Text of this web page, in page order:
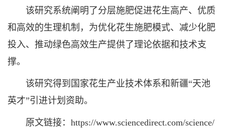
该研究系统阐明了分层施肥促进花生高产、优质
和高效的生理机制，为优化花生施肥模式、减少化肥
投入、推动绿色高效生产提供了理论依据和技术支
撑。
该研究得到国家花生产业技术体系和新疆“天池
英才”引进计划资助。
原文链接： https://www.sciencedirect.com/science/